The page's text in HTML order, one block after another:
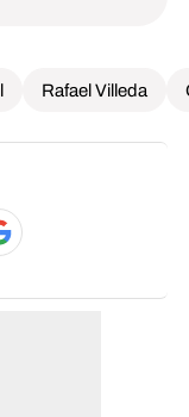
Rafael Villeda